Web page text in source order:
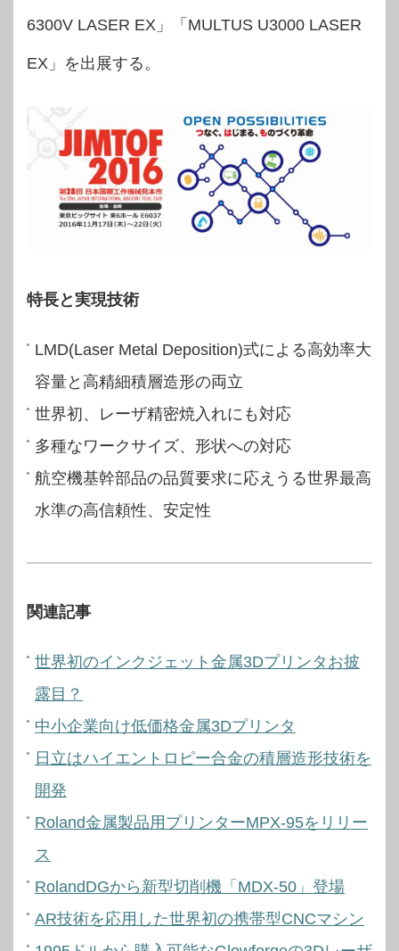
6300V LASER EX」「MULTUS U3000 LASER
EX」を出展する。
特長と実現技術
LMD(Laser Metal Deposition)式による高効率大
容量と高精細積層造形の両立
世界初、レーザ精密焼入れにも対応
多種なワークサイズ、形状への対応
航空機基幹部品の品質要求に応えうる世界最高
水準の高信頼性、安定性
関連記事
世界初のインクジェット金属3Dプリンタお披
露目？
中小企業向け低価格金属3Dプリンタ
日立はハイエントロピー合金の積層造形技術を
開発
Roland金属製品用プリンターMPX-95をリリー
ス
RolandDGから新型切削機「MDX-50」登場
AR技術を応用した世界初の携帯型CNCマシン